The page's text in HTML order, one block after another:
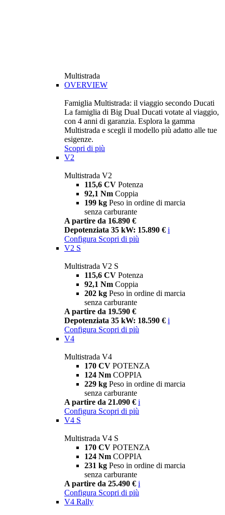
Multistrada
OVERVIEW
Famiglia Multistrada: il viaggio secondo Ducati
La famiglia di Big Dual Ducati votate al viaggio,
con 4 anni di garanzia. Esplora la gamma
Multistrada e scegli il modello più adatto alle tue
esigenze.
Scopri di più
V2
Multistrada V2
115,6 CV Potenza
92,1 Nm Coppia
199 kg Peso in ordine di marcia
senza carburante
A partire da 16.890 €
Depotenziata 35 kW: 15.890 € i
Configura Scopri di più
V2 S
Multistrada V2 S
115,6 CV Potenza
92,1 Nm Coppia
202 kg Peso in ordine di marcia
senza carburante
A partire da 19.590 €
Depotenziata 35 kW: 18.590 € i
Configura Scopri di più
V4
Multistrada V4
170 CV POTENZA
124 Nm COPPIA
229 kg Peso in ordine di marcia
senza carburante
A partire da 21.090 € i
Configura Scopri di più
V4 S
Multistrada V4 S
170 CV POTENZA
124 Nm COPPIA
231 kg Peso in ordine di marcia
senza carburante
A partire da 25.490 € i
Configura Scopri di più
V4 Rally